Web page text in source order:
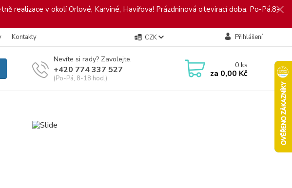
realizace v okolí Orlové, Karviné, Havířova! Prázdninová otevírací doba: Po-Pá:8-
Kontakty CZK Přihlášení
Nevíte si rady? Zavolejte.
+420 774 337 527
(Po-Pá, 8-18 hod.)
0ks
za 0,00 Kč